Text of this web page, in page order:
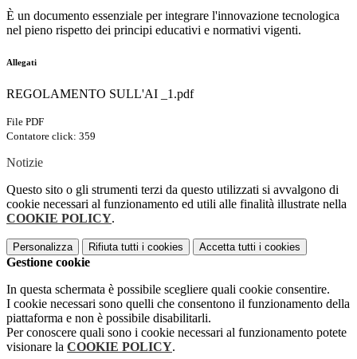
È un documento essenziale per integrare l'innovazione tecnologica
nel pieno rispetto dei principi educativi e normativi vigenti.
Allegati
REGOLAMENTO SULL'AI _1.pdf
File PDF
Contatore click: 359
Notizie
Questo sito o gli strumenti terzi da questo utilizzati si avvalgono di
cookie necessari al funzionamento ed utili alle finalità illustrate nella
COOKIE POLICY.
Personalizza Rifiuta tutti i cookies Accetta tutti i cookies
Gestione cookie
In questa schermata è possibile scegliere quali cookie consentire.
I cookie necessari sono quelli che consentono il funzionamento della
piattaforma e non è possibile disabilitarli.
Per conoscere quali sono i cookie necessari al funzionamento potete
visionare la COOKIE POLICY.